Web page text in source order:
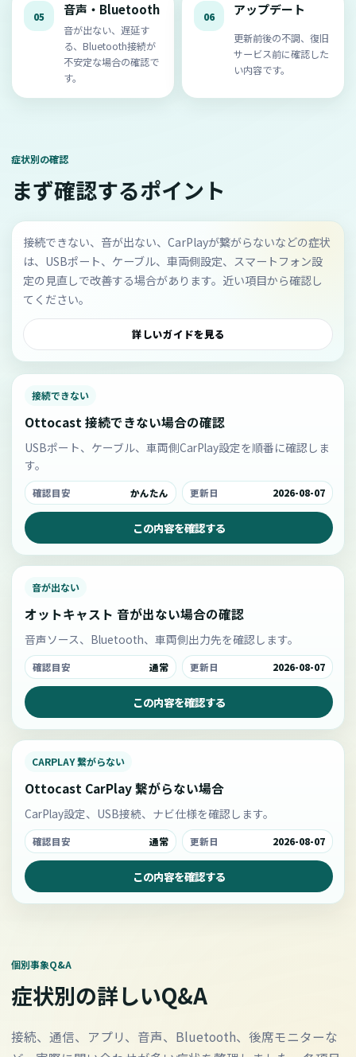
05 音声・Bluetooth
音が出ない、遅延す
る、Bluetooth接続が
不安定な場合の確認で
す。
06 アップデート
更新前後の不調、復旧
サービス前に確認した
い内容です。
症状別の確認
まず確認するポイント
接続できない、音が出ない、CarPlayが繋がらないなどの症状
は、USBポート、ケーブル、車両側設定、スマートフォン設
定の見直しで改善する場合があります。近い項目から確認し
てください。
詳しいガイドを見る
接続できない
Ottocast 接続できない場合の確認
USBポート、ケーブル、車両側CarPlay設定を順番に確認しま
す。
確認目安 かんたん 更新日 2026-08-07
この内容を確認する
音が出ない
オットキャスト 音が出ない場合の確認
音声ソース、Bluetooth、車両側出力先を確認します。
確認目安 通常 更新日 2026-08-07
この内容を確認する
CARPLAY 繋がらない
Ottocast CarPlay 繋がらない場合
CarPlay設定、USB接続、ナビ仕様を確認します。
確認目安 通常 更新日 2026-08-07
この内容を確認する
個別事象Q&A
症状別の詳しいQ&A
接続、通信、アプリ、音声、Bluetooth、後席モニターな